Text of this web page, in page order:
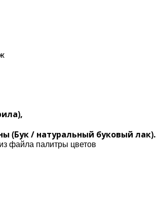
(Бук / натуральный буковый лак).
файла палитры цветов